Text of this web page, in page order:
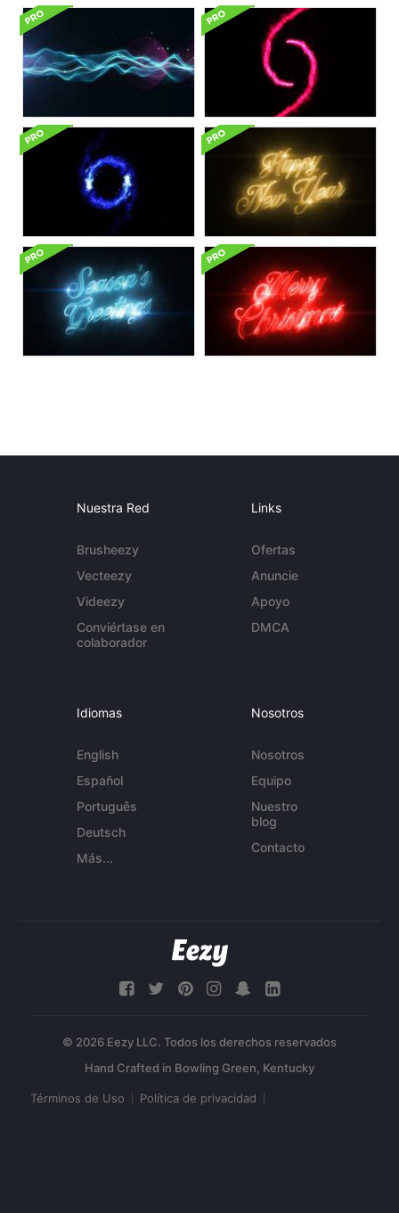
Nuestra Red
Brusheezy
Vecteezy
Videezy
Conviértase en
colaborador
Links
Ofertas
Anuncie
Apoyo
DMCA
Idiomas
English
Español
Português
Deutsch
Más...
Nosotros
Nosotros
Equipo
Nuestro
blog
Contacto
© 2026 Eezy LLC. Todos los derechos reservados
Términos de Uso Política de privacidad